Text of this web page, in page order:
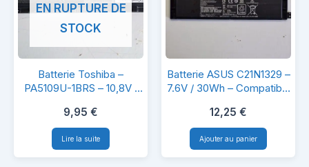
Batterie
Toshiba
–
PA5109U-
1BRS
EN RUPTURE DE
STOCK
Batterie Toshiba –
PA5109U-1BRS – 10,8V /
9,95 €
Lire la suite
Batterie
ASUS
C21N1329
–
7.6V
Batterie ASUS C21N1329 –
7.6V / 30Wh – Compatible
12,25 €
Ajouter au panier